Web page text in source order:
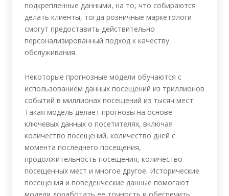
подкрепленные данными, на то, что собираются
делать клиенты, тогда розничные маркетологи
смогут предоставить действительно
персонализированный подход к качеству
обслуживания.
Некоторые прогнозные модели обучаются с
использованием данных посещений из триллионов
событий в миллионах посещений из тысяч мест.
Такая модель делает прогнозы на основе
ключевых данных о посетителях, включая
количество посещений, количество дней с
момента последнего посещения,
продолжительность посещения, количество
посещенных мест и многое другое. Исторические
посещения и поведенческие данные помогают